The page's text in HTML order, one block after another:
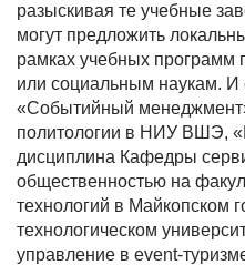
разыскивая те учебные
могут предложить
рамках учебных программ
или социальным наукам. И
«Событийный
политологии в НИУ ВШЭ,
дисциплина Кафедры
общественностью на
технологий в Майкопском
технологическом
управление в event-